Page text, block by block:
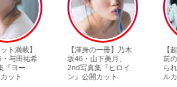
【渾身の一冊】乃木
坂46・山下美月、
2nd写真集『ヒロイ
ン』公開カット
【超貴重】デビュー
前の初々しい姿が見
られる「ILLIT」のセ
ルカ独占公開